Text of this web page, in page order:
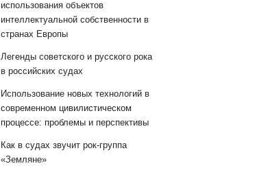
использования объектов
интеллектуальной собственности в
странах Европы
Легенды советского и русского рока
в российских судах
Использование новых технологий в
современном цивилистическом
процессе: проблемы и перспективы
Как в судах звучит рок-группа
«Земляне»